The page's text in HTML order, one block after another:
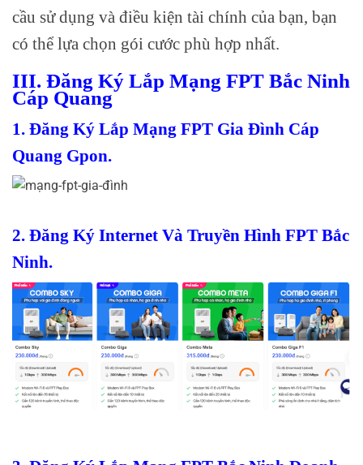
cầu sử dụng và điều kiện tài chính của bạn, bạn
có thể lựa chọn gói cước phù hợp nhất.
III. Đăng Ký Lắp Mạng FPT Bắc Ninh
Cáp Quang
1. Đăng Ký Lắp Mạng FPT Gia Đình Cáp
Quang Gpon.
2. Đăng Ký Internet Và Truyền Hình FPT Bắc
Ninh.